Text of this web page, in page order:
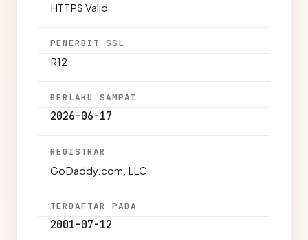
HTTPS Valid
PENERBIT SSL
R12
BERLAKU SAMPAI
2026-06-17
REGISTRAR
GoDaddy.com, LLC
TERDAFTAR PADA
2001-07-12